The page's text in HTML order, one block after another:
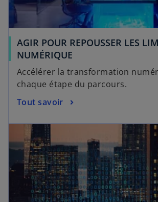
AGIR POUR REPOUSSER LES
NUMÉRIQUE
Accélérer la transformation
chaque étape du parcours.
Tout savoir